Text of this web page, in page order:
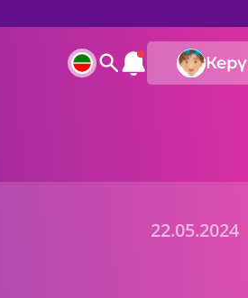
Керү
22.05.2024